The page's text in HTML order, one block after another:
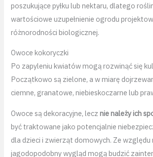
poszukujące pyłku lub nektaru, dlatego
wartościowe uzupełnienie ogrodu
różnorodności biologicznej.
Owoce kokoryczki
Po zapyleniu kwiatów mogą rozwinąć się
Początkowo są zielone, a w miarę
ciemne, granatowe, niebieskoczarne lub
Owoce są dekoracyjne, lecznie należy ich
być traktowane jako potencjalnie
dla dzieci i zwierząt domowych. Ze względu
jagodopodobny wygląd mogą budzić